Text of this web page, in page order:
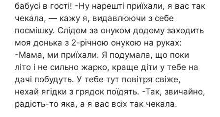
бабусі в гості! -Ну нарешті приїхали, я вас так
чекала, — кажу я, видавлюючи з себе
посмішку. Слідом за онуком додому заходить
моя донька з 2-річною онукою на руках:
-Мама, ми приїхали. Я подумала, що поки
літо і не сильно жарко, краще діти у тебе на
дачі побудуть. У тебе тут повітря свіже,
нехай ягідки з грядок поїдять. -Так, звичайно,
радість-то яка, а я вас всіх так чекала.